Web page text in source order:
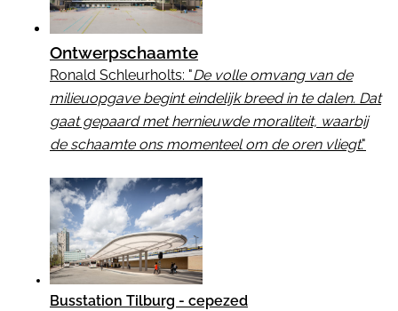
Ontwerpschaamte
Ronald Schleurholts: "De volle omvang van de
milieuopgave begint eindelijk breed in te dalen. Dat
gaat gepaard met hernieuwde moraliteit, waarbij
de schaamte ons momenteel om de oren vliegt."
Busstation Tilburg - cepezed